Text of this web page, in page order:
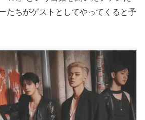
たちがゲストとしてやってくると予